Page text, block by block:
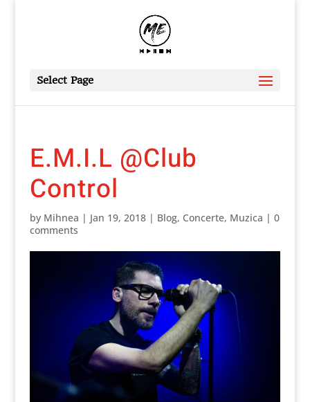
Select Page
E.M.I.L @Club
Control
by Mihnea | Jan 19, 2018| Blog, Concerte, Muzica | 0
comments